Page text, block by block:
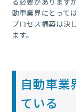
動車業界にとって
プロセス構築は決
ます。
自動車業
ている